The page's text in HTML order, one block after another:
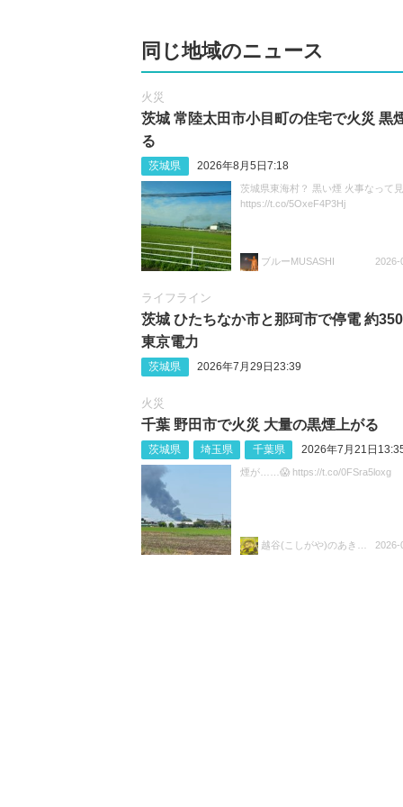
同じ地域のニュース
火災
茨城 常陸太田市小目町の住宅で火災 黒
る
茨城県 2026年8月5日7:18
茨城県東海村？ 黒い煙 火事なって
https://t.co/5OxeF4P3Hj
ブルーMUSASHI 2026-
ライフライン
茨城 ひたちなか市と那珂市で停電 約
東京電力
茨城県 2026年7月29日23:39
火災
千葉 野田市で火災 大量の黒煙上がる
茨城県 埼玉県 千葉県 2026年7月21日
煙が……😱 https://t.co/0FSra5loxg
2026-